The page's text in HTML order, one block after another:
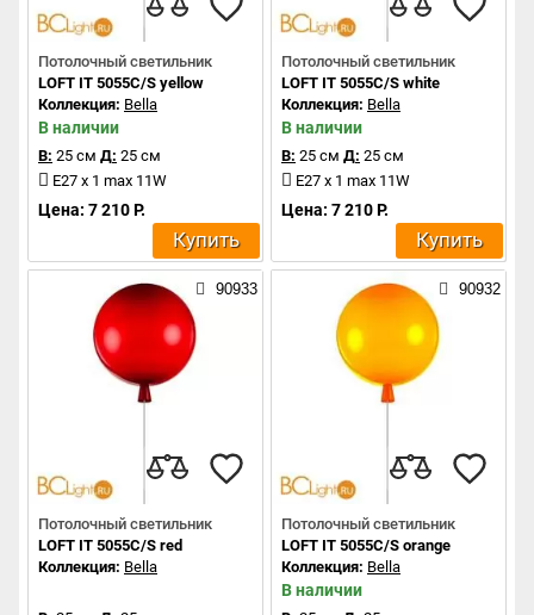
Потолочный светильник
LOFT IT 5055C/S yellow
Коллекция: Bella
В наличии
В: 25 см Д: 25 см
E27 x 1 max 11W
Цена: 7 210 Р.
Купить
Потолочный светильник
LOFT IT 5055C/S white
Коллекция: Bella
В наличии
В: 25 см Д: 25 см
E27 x 1 max 11W
Цена: 7 210 Р.
Купить
90933
Потолочный светильник
LOFT IT 5055C/S red
Коллекция: Bella
90932
Потолочный светильник
LOFT IT 5055C/S orange
Коллекция: Bella
В наличии